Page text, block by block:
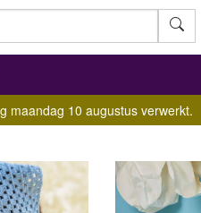
maandag 10 augustus verwerkt.